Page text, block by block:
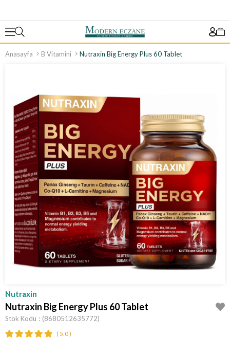
Anasayfa B Vitamini Nutraxin Big Energy Plus 60 Tablet
Nutraxin
Nutraxin Big Energy Plus 60 Tablet
Stok Kodu (8680512635772)
5.0